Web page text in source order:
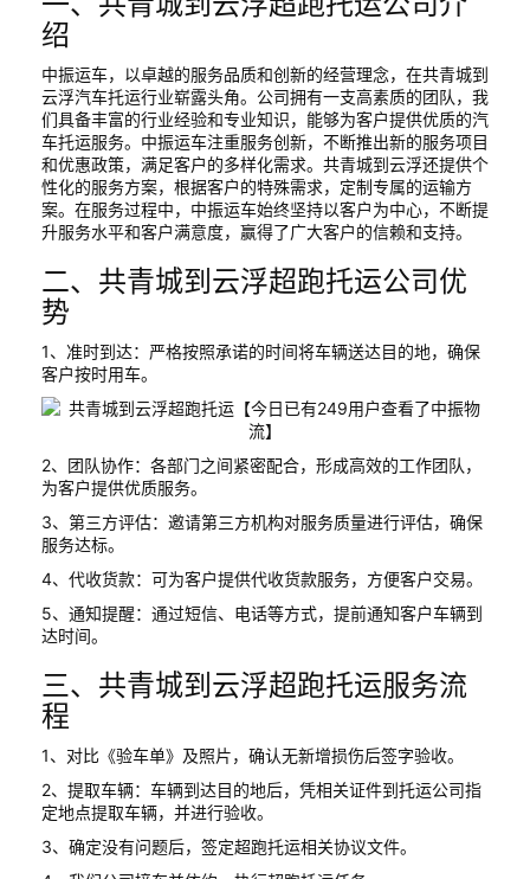
绍
中振运车，以卓越的服务品质和创新的经营理念，在共青城到
云浮汽车托运行业崭露头角。公司拥有一支高素质的团队，我
们具备丰富的行业经验和专业知识，能够为客户提供优质的汽
车托运服务。中振运车注重服务创新，不断推出新的服务项目
和优惠政策，满足客户的多样化需求。共青城到云浮还提供个
性化的服务方案，根据客户的特殊需求，定制专属的运输方
案。在服务过程中，中振运车始终坚持以客户为中心，不断提
升服务水平和客户满意度，赢得了广大客户的信赖和支持。
二、共青城到云浮超跑托运公司优
势
1、准时到达：严格按照承诺的时间将车辆送达目的地，确保
客户按时用车。
2、团队协作：各部门之间紧密配合，形成高效的工作团队，
为客户提供优质服务。
3、第三方评估：邀请第三方机构对服务质量进行评估，确保
服务达标。
4、代收货款：可为客户提供代收货款服务，方便客户交易。
5、通知提醒：通过短信、电话等方式，提前通知客户车辆到
达时间。
三、共青城到云浮超跑托运服务流
程
1、对比《验车单》及照片，确认无新增损伤后签字验收。
2、提取车辆：车辆到达目的地后，凭相关证件到托运公司指
定地点提取车辆，并进行验收。
3、确定没有问题后，签定超跑托运相关协议文件。